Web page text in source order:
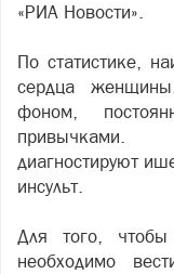
«РИА Новости».
По статистике,
сердца
фоном,
диагностируют
инсульт.
Для того, чтобы
необходимо